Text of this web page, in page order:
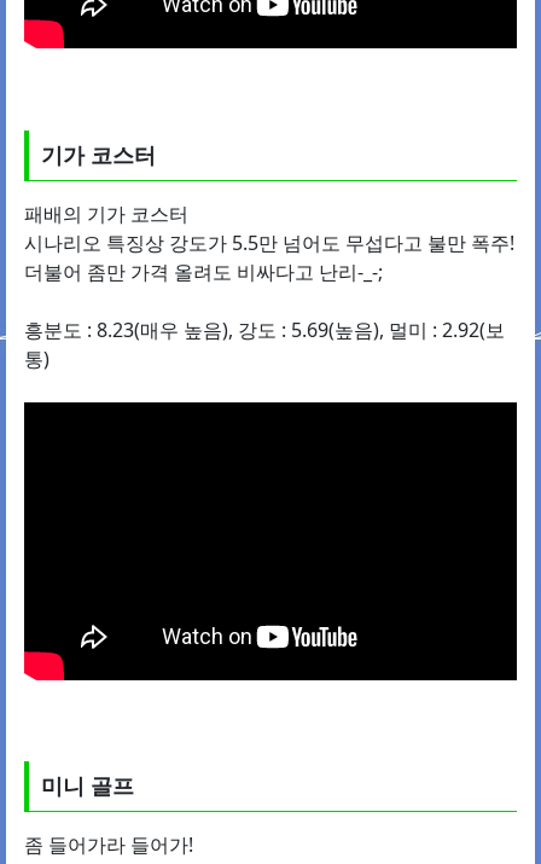
기가 코스터
패배의 기가 코스터
시나리오 특징상 강도가 5.5만 넘어도 무섭다고 불만 폭주!
더불어 좀만 가격 올려도 비싸다고 난리-_-;
흥분도 : 8.23(매우 높음), 강도 : 5.69(높음), 멀미 : 2.92(보
통)
미니 골프
좀 들어가라 들어가!